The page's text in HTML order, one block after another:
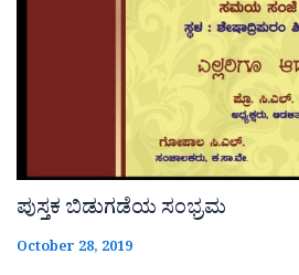
ಪುಸ್ತಕ ಬಿಡುಗಡೆಯ ಸಂಭ್ರಮ
October 28, 2019